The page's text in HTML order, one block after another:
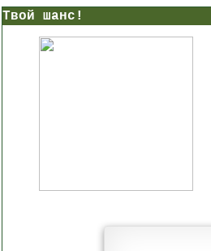
Твой шанс!